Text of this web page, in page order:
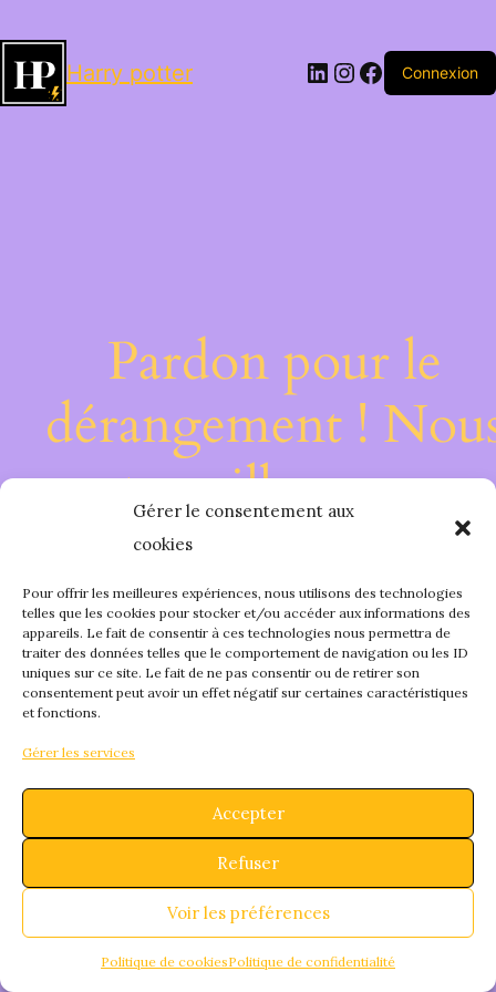
Gérer le consentement aux
cookies
Pour offrir les meilleures expériences, nous utilisons des technologies
telles que les cookies pour stocker et/ou accéder aux informations des
appareils. Le fait de consentir à ces technologies nous permettra de
traiter des données telles que le comportement de navigation ou les ID
uniques sur ce site. Le fait de ne pas consentir ou de retirer son
consentement peut avoir un effet négatif sur certaines caractéristiques
et fonctions.
Gérer les services
Accepter
Refuser
Voir les préférences
Politique de cookiesPolitique de confidentialité
Harry potter LinkedIn
Instagram
Facebook
Connexion
Pardon pour le
dérangement !
travaillons sur
quelque chose de
fantastique –
bientôt !